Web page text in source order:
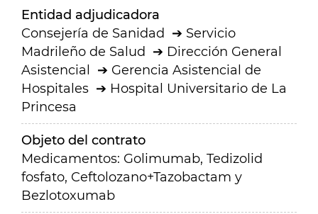
Entidad adjudicadora
Consejería de Sanidad
Servicio
Madrileño de Salud
Dirección General
Asistencial
Gerencia Asistencial de
Hospitales
Hospital Universitario de La
Princesa
Objeto del contrato
Medicamentos: Golimumab, Tedizolid
fosfato, Ceftolozano+Tazobactam y
Bezlotoxumab